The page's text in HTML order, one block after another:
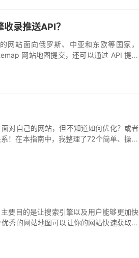
录推送API？
网站面向俄罗斯、中亚和东欧等国家，
网站地图提交，还可以通过 API 提交
对自己的网站，但不知道如何优化？或者
！在本指南中，我整理了72个简单、操作
要目的是让搜索引擎以及用户能够更加快
秀的网站地图可以让你的网站快速获取流